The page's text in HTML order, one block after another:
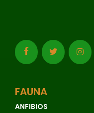
FAUNA
ANFIBIOS